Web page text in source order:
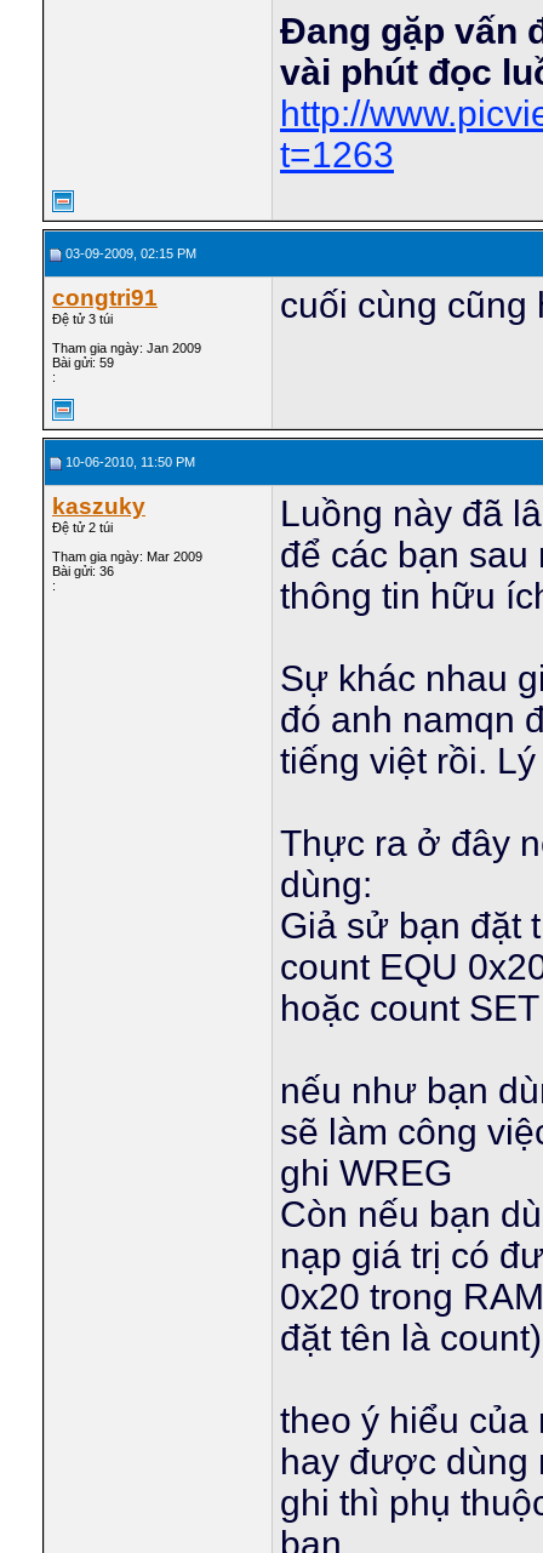
Đang gặp vấn
vài phút đọc
http://
t=1263
03-09-2009, 02:15 PM
congtri91
Đệ tử 3 túi
Tham gia ngày: Jan 2009
Bài gửi: 59
:
cuối cùng
10-06-2010, 11:50 PM
kaszuky
Đệ tử 2 túi
Tham gia ngày: Mar 2009
Bài gửi: 36
:
Luồng này đã
để các bạn sau
thông tin hữu
Sự khác nhau
đó anh namqn
tiếng việt rồi.
Thực ra ở đây
dùng:
Giả sử bạn đặt
count EQU
hoặc count
nếu như bạn
sẽ làm công
ghi WREG
Còn nếu bạn
nạp giá trị có
0x20 trong
đặt tên là
theo ý hiểu
hay được dùng
ghi thì phụ
bạn.